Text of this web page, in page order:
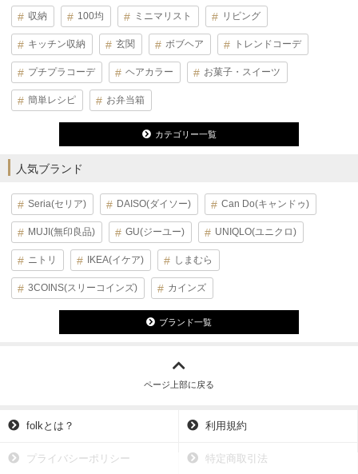
収納 100均 ミニマリスト リビング
キッチン収納 玄関 ボブヘア トレンドコーデ
プチプラコーデ ヘアカラー お菓子・スイーツ
簡単レシピ お弁当箱
カテゴリー一覧
人気ブランド
Seria(セリア) DAISO(ダイソー) Can Do(キャンドゥ)
MUJI(無印良品) GU(ジーユー) UNIQLO(ユニクロ)
ニトリ IKEA(イケア) しまむら
3COINS(スリーコインズ) カインズ
ブランド一覧
ページ上部に戻る
folkとは？ 利用規約
プライバシーポリシー 特定商取引法